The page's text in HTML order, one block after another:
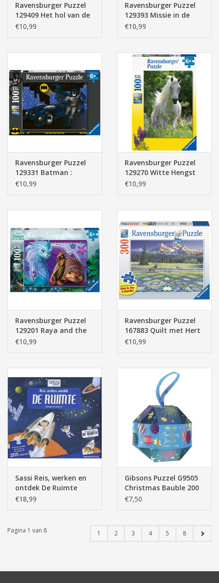
Ravensburger Puzzel
129409 Het hol van de
Draak 100 stukjes XXL
€10,99
Ravensburger Puzzel
129393 Missie in de
Ruimte 100 stukjes XXL
€10,99
Ravensburger Puzzel
129331 Batman :
Batsignaal 100 stukjes
€10,99
Ravensburger Puzzel
129270 Witte Hengst
100 stukjes XXL
€10,99
Ravensburger Puzzel
129201 Raya and the
last Dragon 100
€10,99
Ravensburger Puzzel
167883 Quilt met Hert
300 stukjes XXL
€10,99
Sassi Reis, werken en
ontdek De Ruimte
puzzel+boekje 205
€18,99
Gibsons Puzzel G9505
Christmas Bauble 200
stukjes
€7,50
Pagina 1 van 8 1 2 3 4 5 8